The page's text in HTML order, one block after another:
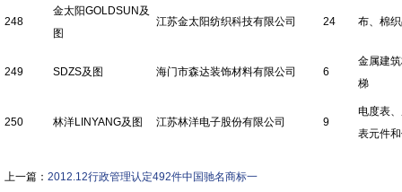
248
金太阳GOLDSUN及
图
江苏金太阳纺织科技有限公司 24 布、棉
249 SDZS及图 海门市森达装饰材料有限公司 6
金属建
梯
250 林洋LINYANG及图 江苏林洋电子股份有限公司 9
电度表
表元件
上一篇： 2012.12行政管理认定492件中国驰名商标一